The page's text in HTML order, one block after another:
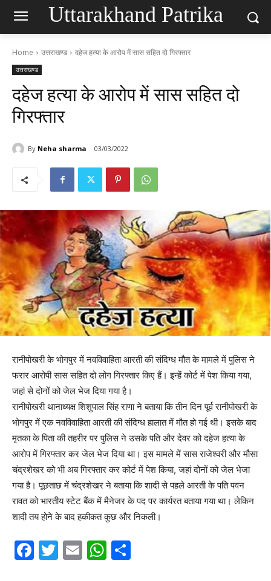
Uttarakhand Patrika
Home उत्तराखण्ड दहेज हत्या के आरोप में सास सहित दो गिरफ्तार
उत्तराखण्ड
दहेज हत्या के आरोप में सास सहित दो
गिरफ्तार
By Neha sharma 03/03/2022
रानीपोखरी के भोगपुर में नवविवाहिता आरती की संदिग्ध मौत के मामले में पुलिस ने
फरार आरोपी सास सहित दो लोग गिरफ्तार किए हैं। इन्हें कोर्ट में पेश किया गया,
जहां से दोनों को जेल भेज दिया गया है।
रानीपोखरी थानाध्यक्ष शिशुपाल सिंह राणा ने बताया कि तीन दिन पूर्व रानीपोखरी के
भोगपुर में एक नवविवाहिता आरती की संदिग्ध हालात में मौत हो गई थी। इसके बाद
मृतका के पिता की तहरीर पर पुलिस ने उसके पति और देवर को दहेज हत्या के
आरोप में गिरफ्तार कर जेल भेज दिया था। इस मामले में सास राजेश्वरी और मौसा
चंद्रशेखर को भी अब गिरफ्तार कर कोर्ट में पेश किया, जहां दोनों को जेल भेजा
गया है। पूछताछ में चंद्रशेखर ने बताया कि शादी से पहले आरती के पति पवन
रावत को भारतीय स्टेट बैंक में मैनेजर के पद पर कार्यरत बताया गया था। लेकिन
शादी तय होने के बाद हकीकत कुछ और निकली।
F
T
E
W